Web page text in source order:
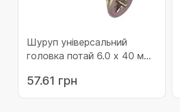
Шуруп універсальний
головка потай 6.0 х 40 мм
6041)
57.61 грн